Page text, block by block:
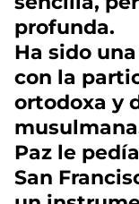
profunda.
Ha sido
con la
ortodoxa y
Paz le
San